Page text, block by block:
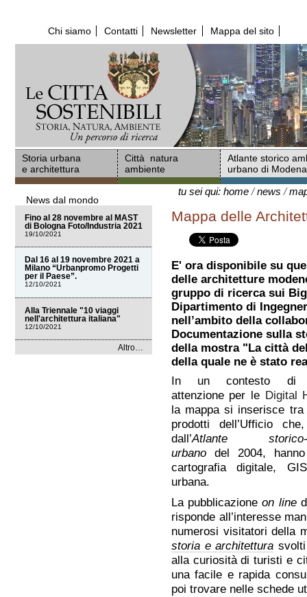
contenuti.
navigazione
Chi siamo Contatti Newsletter Mappa del sito
Storia urbana
e architettura
Città natura
ambiente
Atlante storico
urbano di Modena
News dal mondo
Fino al 28 novembre al MAST
di Bologna Foto/Industria 2021
19/10/2021
Dal 16 al 19 novembre 2021 a
Milano “Urbanpromo Progetti
per il Paese”.
12/10/2021
Alla Triennale "10 viaggi
nell'architettura italiana"
12/10/2021
dal
Altro…
tu sei qui: home /news /
Mappa delle
E' ora disponibile su
delle architetture
gruppo di ricerca sui
Dipartimento di
nell’ambito della
Documentazione sulla
della mostra "La città
della quale ne è stato
In un contesto di
attenzione per le Digital
la mappa si inserisce tra
prodotti dell’Ufficio
dall’Atlante storico-
urbano del 2004,
cartografia digitale,
urbana.
La pubblicazioneon line
risponde all’interesse
numerosi visitatori della
storia e architettura
alla curiosità di turisti e
una facile e rapida
poi trovare nelle schede